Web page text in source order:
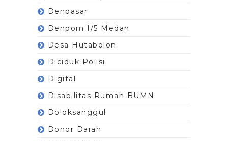
Denpasar
Denpom I/5 Medan
Desa Hutabolon
Diciduk Polisi
Digital
Disabilitas Rumah BUMN
Doloksanggul
Donor Darah